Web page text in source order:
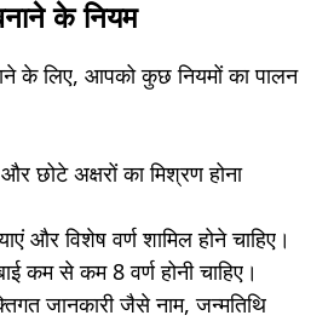
के नियम
के लिए, आपको कुछ नियमों का पालन
छोटे अक्षरों का मिश्रण होना
और विशेष वर्ण शामिल होने चाहिए।
कम से कम 8 वर्ण होनी चाहिए।
जानकारी जैसे नाम, जन्मतिथि